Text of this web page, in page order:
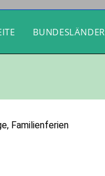
BUNDESLÄNDER
Familienferien